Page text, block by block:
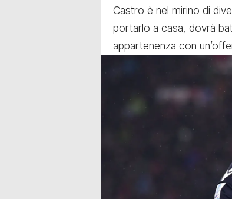
Castro è nel mirino di
portarlo a casa, dovrà
appartenenza con